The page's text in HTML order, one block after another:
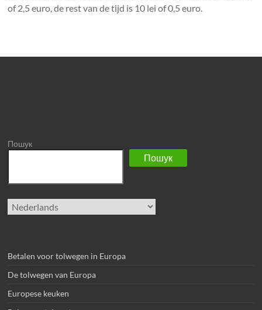
of 2,5 euro, de rest van de tijd is 10 lei of 0,5 euro.
Пошук
Пошук
Kies
een
Betalen voor tolwegen in Europa
De tolwegen van Europa
Europese keuken